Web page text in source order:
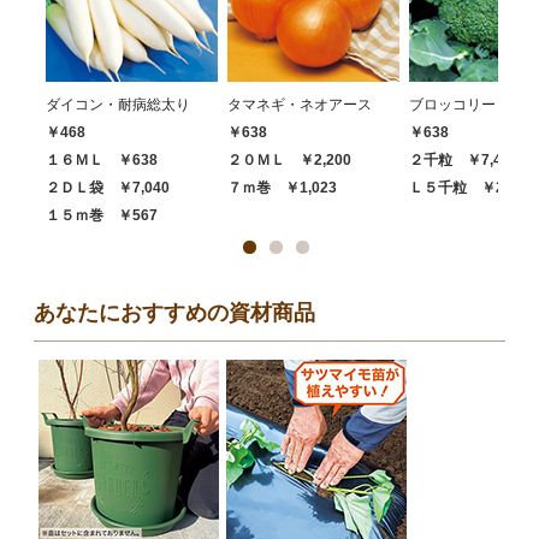
ダイコン・耐病総太り
￥468
１６ＭＬ ￥638
２ＤＬ袋 ￥7,040
１５ｍ巻 ￥567
タマネギ・ネオアース
￥638
２０ＭＬ ￥2,200
７ｍ巻 ￥1,023
ブロッコリー・ハ
￥638
２千粒 ￥7,480
Ｌ５千粒 ￥
あなたにおすすめの資材商品